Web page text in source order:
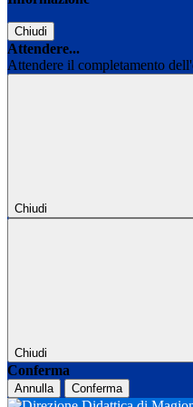
Chiudi
Attendere...
Attendere il completamento
Chiudi
Chiudi
Conferma
Annulla Conferma